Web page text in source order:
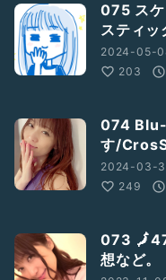
#栗林みな実
075 スケ
スティッ
2024-05-
203
074 Blu-
す/
2024-03-
249
073
想など。